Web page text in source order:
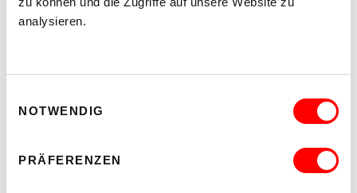
analysieren.
NOTWENDIG
PRÄFERENZEN
MORE
PRESENTED BY 50YEARS OF HIP
CHALI 2NA